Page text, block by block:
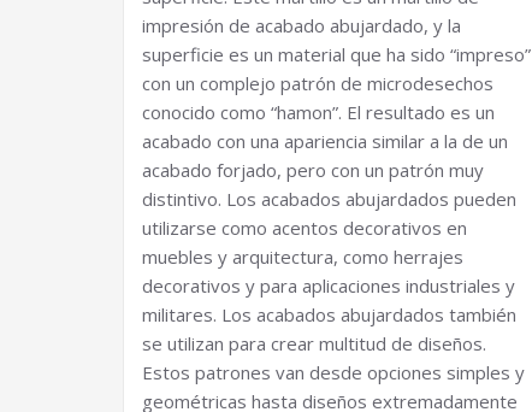
impresión de acabado abujardado, y la
superficie es un material que ha sido “impreso”
con un complejo patrón de microdesechos
conocido como “hamon”. El resultado es un
acabado con una apariencia similar a la de un
acabado forjado, pero con un patrón muy
distintivo. Los acabados abujardados pueden
utilizarse como acentos decorativos en
muebles y arquitectura, como herrajes
decorativos y para aplicaciones industriales y
militares. Los acabados abujardados también
se utilizan para crear multitud de diseños.
Estos patrones van desde opciones simples y
geométricas hasta diseños extremadamente